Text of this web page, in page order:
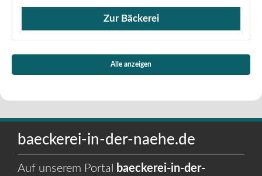
Verkauf von Brötchen,
Zur Bäckerei
Alle anzeigen
baeckerei-in-der-naehe.de
Auf unserem Portal
baeckerei-in-der-